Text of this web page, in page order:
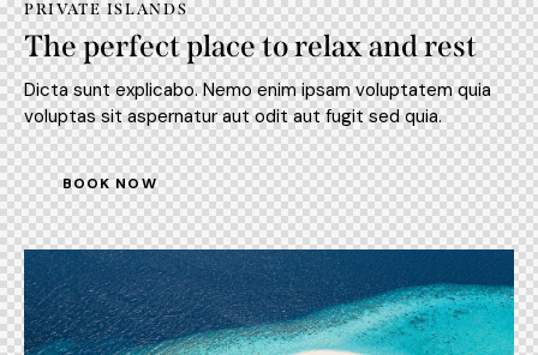
PRIVATE ISLANDS
The perfect place to relax and rest
Dicta sunt explicabo. Nemo enim ipsam voluptatem quia
voluptas sit aspernatur aut odit aut fugit sed quia.
BOOK NOW